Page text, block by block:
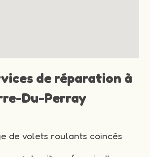
de réparation à
Du-Perray
de volets roulants coincés